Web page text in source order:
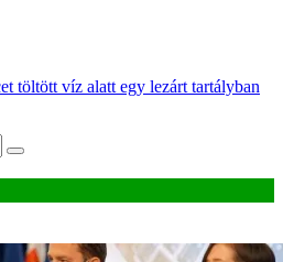
töltött víz alatt egy lezárt tartályban